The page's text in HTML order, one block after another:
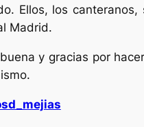
Ellos, los canteranos,
Madrid.
y gracias por